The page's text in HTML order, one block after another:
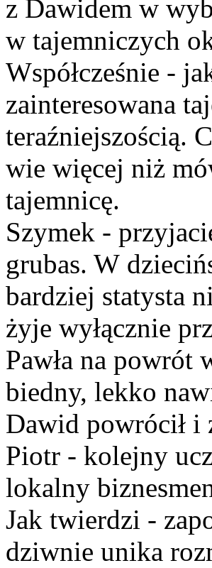
z Dawidem w
w tajemniczych
Współcześnie -
zainteresowana
teraźniejszością.
wie więcej niż
tajemnicę.
Szymek -
grubas. W
bardziej statysta
żyje wyłącznie
Pawła na powrót
biedny, lekko
Dawid powrócił i
Piotr - kolejny
lokalny
Jak twierdzi -
dziwnie unika